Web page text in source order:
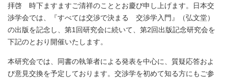
拝啓 時下ますますご清祥のこととお慶び申し上げます。日本交
渉学会では、『すべては交渉で決まる 交渉学入門』（弘文堂）
の出版を記念し、第1回研究会に続いて、第2回出版記念研究会を
下記のとおり開催いたします。
本研究会では、同書の執筆者による発表を中心に、質疑応答およ
び意見交換を予定しております。交渉学を初めて知る方にもご参